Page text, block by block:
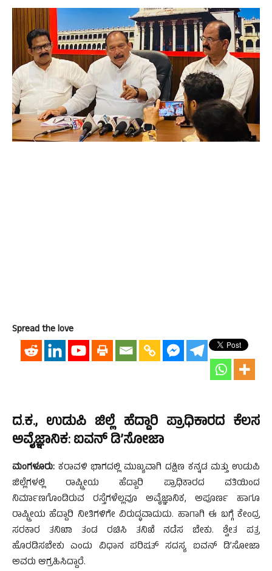
Spread the love
ದ.ಕ., ಉಡುಪಿ ಜಿಲ್ಲೆ ಹೆದ್ದಾರಿ ಪ್ರಾಧಿಕಾರದ ಕೆಲಸ
ಅವೈಜ್ಞಾನಿಕ: ಐವನ್ ಡಿ’ಸೋಜಾ
ಮಂಗಳೂರು: ಕರಾವಳಿ ಭಾಗದಲ್ಲಿ ಮುಖ್ಯವಾಗಿ ದಕ್ಷಿಣ ಕನ್ನಡ ಮತ್ತು ಉಡುಪಿ
ಜಿಲ್ಲೆಗಳಲ್ಲಿ ರಾಷ್ಟ್ರೀಯ ಹೆದ್ದಾರಿ ಪ್ರಾಧಿಕಾರದ ವತಿಯಿಂದ
ನಿರ್ಮಾಣಗೊಂಡಿರುವ ರಸ್ತೆಗಳೆಲ್ಲವೂ ಅವೈಜ್ಞಾನಿಕ, ಅಪೂರ್ಣ ಹಾಗೂ
ರಾಷ್ಟ್ರೀಯ ಹೆದ್ದಾರಿ ನೀತಿಗಳಿಗೇ ವಿರುದ್ಧವಾದುದು. ಹಾಗಾಗಿ ಈ ಬಗ್ಗೆ ಕೇಂದ್ರ
ಸರಕಾರ ತನಿಖಾ ತಂಡ ರಚಿಸಿ ತನಿಖೆ ನಡೆಸ ಬೇಕು. ಶ್ವೇತ ಪತ್ರ
ಹೊರಡಿಸಬೇಕು ಎಂದು ವಿಧಾನ ಪರಿಷತ್ ಸದಸ್ಯ ಐವನ್ ಡಿ’ಸೋಜಾ
ಅವರು ಆಗ್ರಹಿಸಿದ್ದಾರೆ.